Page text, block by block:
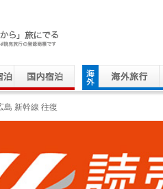
Service
島 新幹線 往復